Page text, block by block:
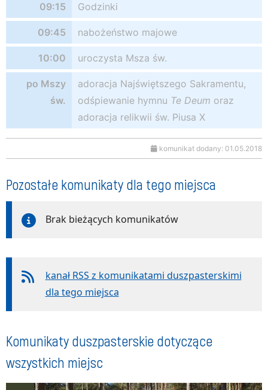
09:15 Godzinki
09:45 nabożeństwo majowe
10:00 uroczysta Msza św.
po Mszy
św.
adoracja Najświętszego Sakramentu,
odśpiewanie hymnu Te Deum oraz
adoracja relikwii św. Piusa X
komunikat dodany: 01.05.2018
Pozostałe komunikaty dla tego miejsca
Brak bieżących komunikatów
kanał RSS z komunikatami duszpasterskimi
dla tego miejsca
Komunikaty duszpasterskie dotyczące
wszystkich miejsc